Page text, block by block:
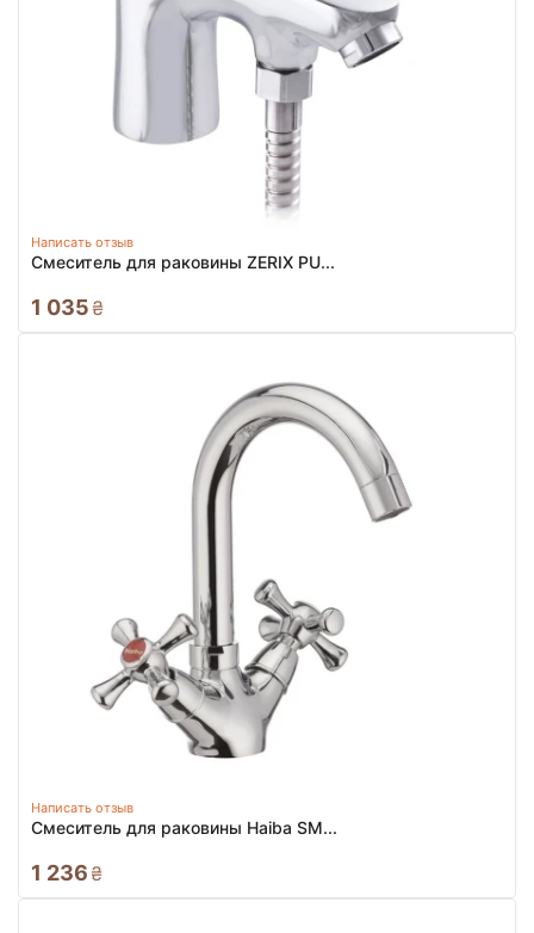
Написать отзыв
Смеситель для раковины ZERIX PU...
1 035 ₴
Написать отзыв
Смеситель для раковины Haiba SM...
1 236 ₴